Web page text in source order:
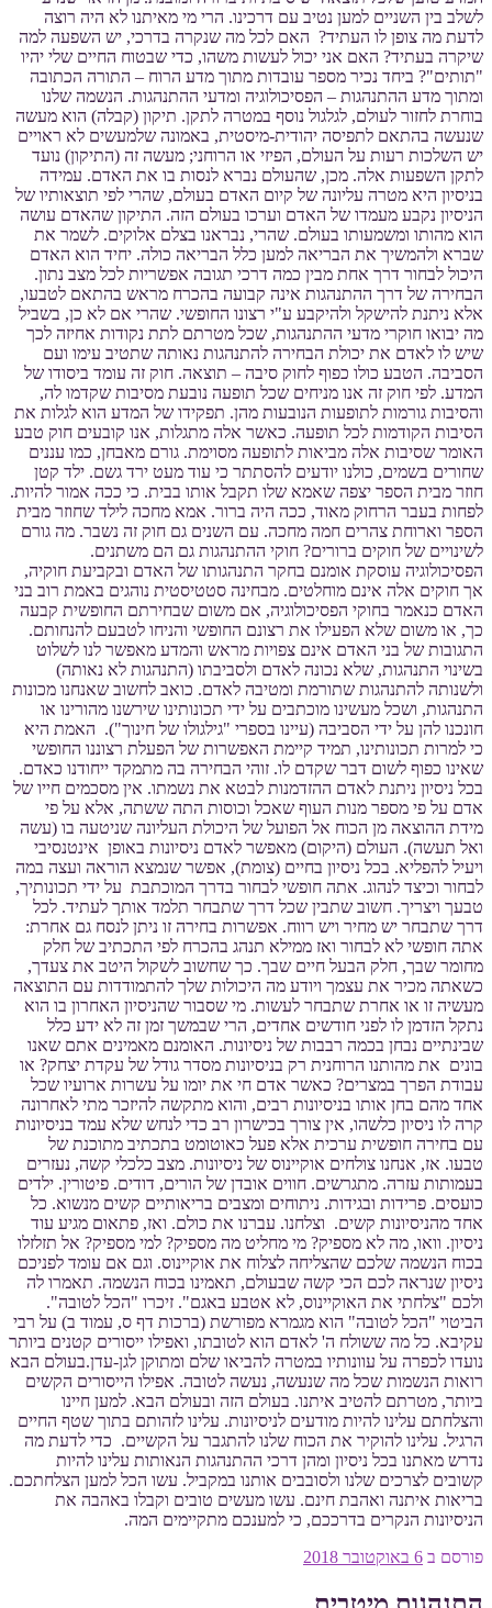
לשלב בין השניים למען נטיב עם דרכינו. הרי מי מאיתנו לא היה רוצה
לדעת מה צופן לו העתיד? האם לכל מה שנקרה בדרכי, יש השפעה למה
שיקרה בעתיד? האם אני יכול לעשות משהו, כדי שבטוח החיים שלי יהיו
"תותים"? ביחד נכיר מספר עובדות מתוך מדע הרוח – התורה הכתובה
ומתוך מדע ההתנהגות – הפסיכולוגיה ומדעי ההתנהגות. הנשמה שלנו
בוחרת לחזור לעולם, לגלגול נוסף במטרה לתקן. תיקון (קבלה) הוא מעשה
שנעשה בהתאם לתפיסה יהודית-מיסטית, באמונה שלמעשים לא ראויים
יש השלכות רעות על העולם, הפיזי או הרוחני; מעשה זה (התיקון) נועד
לתקן השפעות אלה. מכן, שהעולם נברא לנסות בו את האדם. עמידה
בניסיון היא מטרה עליונה של קיום האדם בעולם, שהרי לפי תוצאותיו של
הניסיון נקבע מעמדו של האדם וערכו בעולם הזה. התיקון שהאדם עושה
הוא מהותו ומשמעותו בעולם. שהרי, נבראנו בצלם אלוקים. לשמר את
שברא ולהמשיך את הבריאה למען כלל הבריאה כולה. יחיד הוא האדם
היכול לבחור דרך אחת מבין כמה דרכי תגובה אפשריות לכל מצב נתון.
הבחירה של דרך ההתנהגות אינה קבועה בהכרח מראש בהתאם לטבעו,
אלא ניתנת להישקל ולהיקבע ע"י רצונו החופשי. שהרי אם לא כן, בשביל
מה יבואו חוקרי מדעי ההתנהגות, שכל מטרתם לתת נקודות אחיזה לכך
שיש לו לאדם את יכולת הבחירה להתנהגות נאותה שתטיב עימו ועם
הסביבה. הטבע כולו כפוף לחוק סיבה – תוצאה. חוק זה עומד ביסודו של
המדע. לפי חוק זה אנו מניחים שכל תופעה נובעת מסיבות שקדמו לה,
והסיבות גורמות לתופעות הנובעות מהן. תפקידו של המדע הוא לגלות את
הסיבות הקודמות לכל תופעה. כאשר אלה מתגלות, אנו קובעים חוק טבע
האומר שסיבות אלה מביאות לתופעה מסוימת. גורם מאבחן, כמו עננים
שחורים בשמים, כולנו יודעים להסתתר כי עוד מעט ירד גשם. ילד קטן
חוזר מבית הספר יצפה שאמא שלו תקבל אותו בבית. כי ככה אמור להיות.
לפחות בעבר הרחוק מאוד, ככה היה ברור. אמא מחכה לילד שחוזר מבית
הספר וארוחת צהרים חמה מחכה. עם השנים גם חוק זה נשבר. מה גורם
לשינויים של חוקים ברורים? חוקי ההתנהגות גם הם משתנים.
הפסיכולוגיה עוסקת אומנם בחקר התנהגותו של האדם ובקביעת חוקיה,
אך חוקים אלה אינם מוחלטים. מבחינה סטטיסטית נוהגים באמת רוב בני
האדם כנאמר בחוקי הפסיכולוגיה, אם משום שבחירתם החופשית קבעה
כך, או משום שלא הפעילו את רצונם החופשי והניחו לטבעם להנחותם.
התגובות של בני האדם אינם צפויות מראש והמדע מאפשר לנו לשלוט
בשינוי התנהגות, שלא נכונה לאדם ולסביבתו (התנהגות לא נאותה)
ולשנותה להתנהגות שתורמת ומטיבה לאדם. כואב לחשוב שאנחנו מכונות
התנהגות, ושכל מעשינו מוכתבים על ידי תכונותינו שירשנו מהורינו או
חונכנו להן על ידי הסביבה (עיינו בספרי "גילגולו של חינוך"). האמת היא
כי למרות תכונותינו, תמיד קיימת האפשרות של הפעלת רצוננו החופשי
שאינו כפוף לשום דבר שקדם לו. זוהי הבחירה בה מתמקד ייחודנו כאדם.
בכל ניסיון ניתנת לאדם ההזדמנות לבטא את נשמתו. אין מסכמים חייו של
אדם על פי מספר מנות העוף שאכל וכוסות התה ששתה, אלא על פי
מידת ההוצאה מן הכוח אל הפועל של היכולת העליונה שניטעה בו (עשה
ואל תעשה). העולם (היקום) מאפשר לאדם ניסיונות באופן אינטנסיבי
ויעיל להפליא. בכל ניסיון בחיים (צומת), אפשר שנמצא הוראה ועצה במה
לבחור וכיצד לנהוג. אתה חופשי לבחור בדרך המוכתבת על ידי תכונותיך,
טבעך ויצריך. חשוב שתבין שכל דרך שתבחר תלמד אותך לעתיד. לכל
דרך שתבחר יש מחיר ויש רווח. אפשרות בחירה זו ניתן לנסח גם אחרת:
אתה חופשי לא לבחור ואז ממילא תנהג בהכרח לפי התכתיב של חלק
מחומר שבך, חלק הבעל חיים שבך. כך שחשוב לשקול היטב את צעדך,
כשאתה מכיר את עצמך ויודע מה היכולות שלך להתמודדות עם התוצאה
מעשיה זו או אחרת שתבחר לעשות. מי שסבור שהניסיון האחרון בו הוא
נתקל הזדמן לו לפני חודשים אחדים, הרי שבמשך זמן זה לא ידע כלל
שבינתיים נבחן בכמה רבבות של ניסיונות. האומנם מאמינים אתם שאנו
בונים את מהותנו הרוחנית רק בניסיונות מסדר גודל של עקדת יצחק? או
עבודת הפרך במצרים? כאשר אדם חי את יומו על עשרות ארועיו שכל
אחד מהם בחן אותו בניסיונות רבים, והוא מתקשה להיזכר מתי לאחרונה
קרה לו ניסיון כלשהו, אין צורך בכישרון רב כדי לנחש שלא עמד בניסיונות
עם בחירה חופשית ערכית אלא פעל כאוטומט בתכתיב מתוכנת של
טבעו. אז, אנחנו צולחים אוקיינוס של ניסיונות. מצב כלכלי קשה, נעזרים
בעמותות עזרה. מתגרשים. חווים אובדן של הורים, דודים. פיטורין. ילדים
כועסים. פרידות ובגידות. ניתוחים ומצבים בריאותיים קשים מנשוא. כל
אחד מהניסיונות קשים. וצלחנו. עברנו את כולם. ואז, פתאום מגיע עוד
ניסיון. וואו, מה לא מספיק? מי מחליט מה מספיק? למי מספיק? אל תזלזלו
בכוח הנשמה שלכם שהצליחה לצלוח את אוקיינוס. וגם אם עומד לפניכם
ניסיון שנראה לכם הכי קשה שבעולם, תאמינו בכוח הנשמה. תאמרו לה
ולכם "צלחתי את האוקיינוס, לא אטבע באגם". זיכרו "הכל לטובה".
הביטוי "הכל לטובה" הוא מגמרא מפורשת (ברכות דף ס, עמוד ב) על רבי
עקיבא. כל מה ששולח ה' לאדם הוא לטובתו, ואפילו ייסורים קטנים ביותר
נועדו לכפרה על עוונותיו במטרה להביאו שלם ומתוקן לגן-עדן.בעולם הבא
רואות הנשמות שכל מה שנעשה, נעשה לטובה. אפילו הייסורים הקשים
ביותר, מטרתם להטיב איתנו. בעולם הזה ובעולם הבא. למען חיינו
והצלחתם עלינו להיות מודעים לניסיונות. עלינו לזהותם בתוך שטף החיים
הרגיל. עלינו להוקיר את הכוח שלנו להתגבר על הקשיים. כדי לדעת מה
נדרש מאתנו בכל ניסיון ומהן דרכי ההתנהגות הנאותות עלינו להיות
קשובים לצרכים שלנו ולסובבים אותנו במקביל. עשו הכל למען הצלחתכם.
בריאות איתנה ואהבת חינם. עשו מעשים טובים וקבלו באהבה את
הניסיונות הנקרים בדרככם, כי למענכם מתקיימים המה.
פורסם ב 6 באוקטובר 2018